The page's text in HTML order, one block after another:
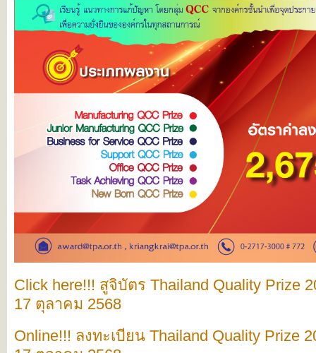
Click here!!! สูจิบัตร Thailand Quality Prize
17 ตุลาคม 2568
Online!!! ลงทะเบียน Thailand Quality Prize